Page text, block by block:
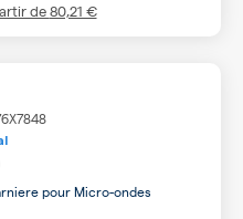
de80,21 €
pour Micro-ondes